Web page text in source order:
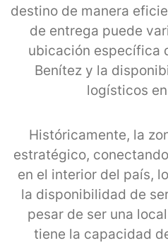
destino de manera
de entrega puede
ubicación específica
Benítez y la
logísticos
Históricamente, la
estratégico,
en el interior del país,
la disponibilidad de
pesar de ser una
tiene la capacidad